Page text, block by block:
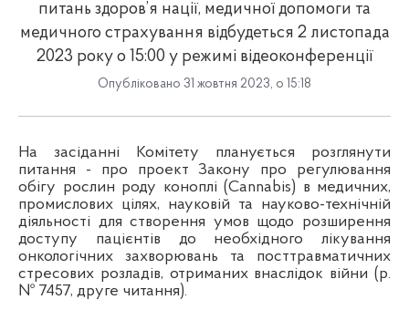
питань здоров’я нації, медичної допомоги та
медичного страхування відбудеться 2 листопада
2023 року о 15:00 у режимі відеоконференції
Опубліковано 31 жовтня 2023, о 15:18
На засіданні Комітету планується розглянути
питання - про проект Закону про регулювання
обігу рослин роду коноплі (Cannabis) в медичних,
промислових цілях, науковій та науково-технічній
діяльності для створення умов щодо розширення
доступу пацієнтів до необхідного лікування
онкологічних захворювань та посттравматичних
стресових розладів, отриманих внаслідок війни (р.
№ 7457, друге читання).